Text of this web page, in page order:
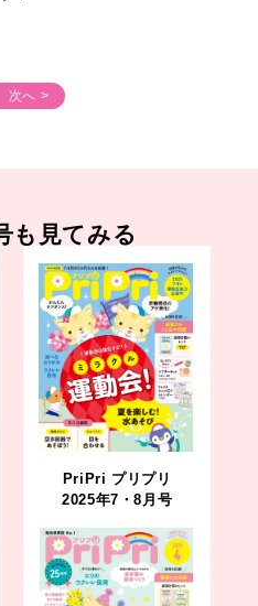
次へ >
も見てみる
PriPri プリプリ
2025年7・8月号